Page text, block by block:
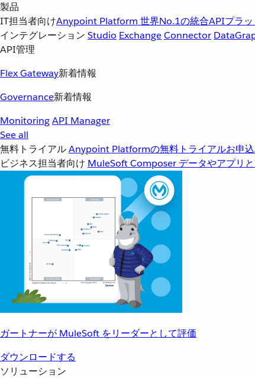
製品
IT担当者向けAnypoint Platform 世界No.1の統合APIプラ
インテグレーション Studio ExchangeConnector
API管理
Flex Gateway新着情報
Governance新着情報
MonitoringAPI Manager
See all
無料トライアルAnypoint Platformの無料トライアルお申
ビジネス担当者向け MuleSoft Composer データやアプリ
ガートナーが MuleSoft をリーダーとして評価
ダウンロードする
ソリューション